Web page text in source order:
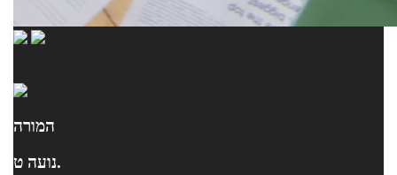
המורה
נועה ט.